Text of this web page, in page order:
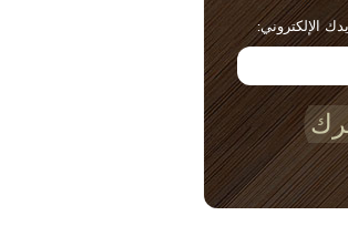
الإلكتروني: